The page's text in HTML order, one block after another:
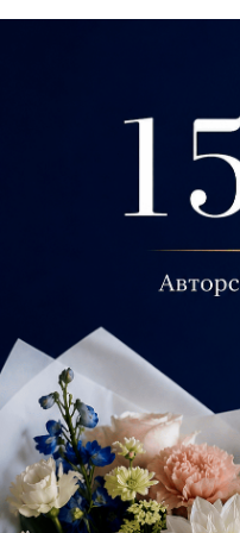
Комплимент с
SKU: 700.954.29
2700 р. 200 р.
Out of stock